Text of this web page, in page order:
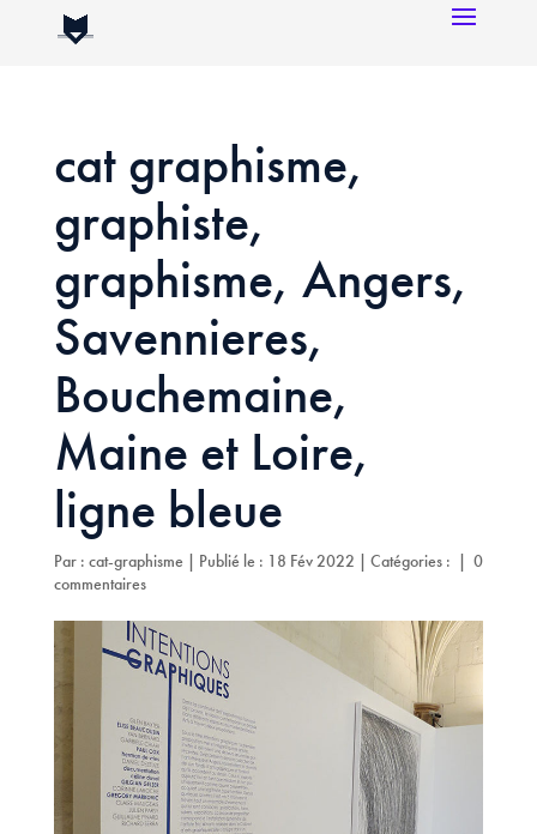
cat graphisme,
graphiste,
graphisme, Angers,
Savennieres,
Bouchemaine,
Maine et Loire,
ligne bleue
Par : cat-graphisme | Publié le : 18 Fév 2022 | Catégories : | 0
commentaires